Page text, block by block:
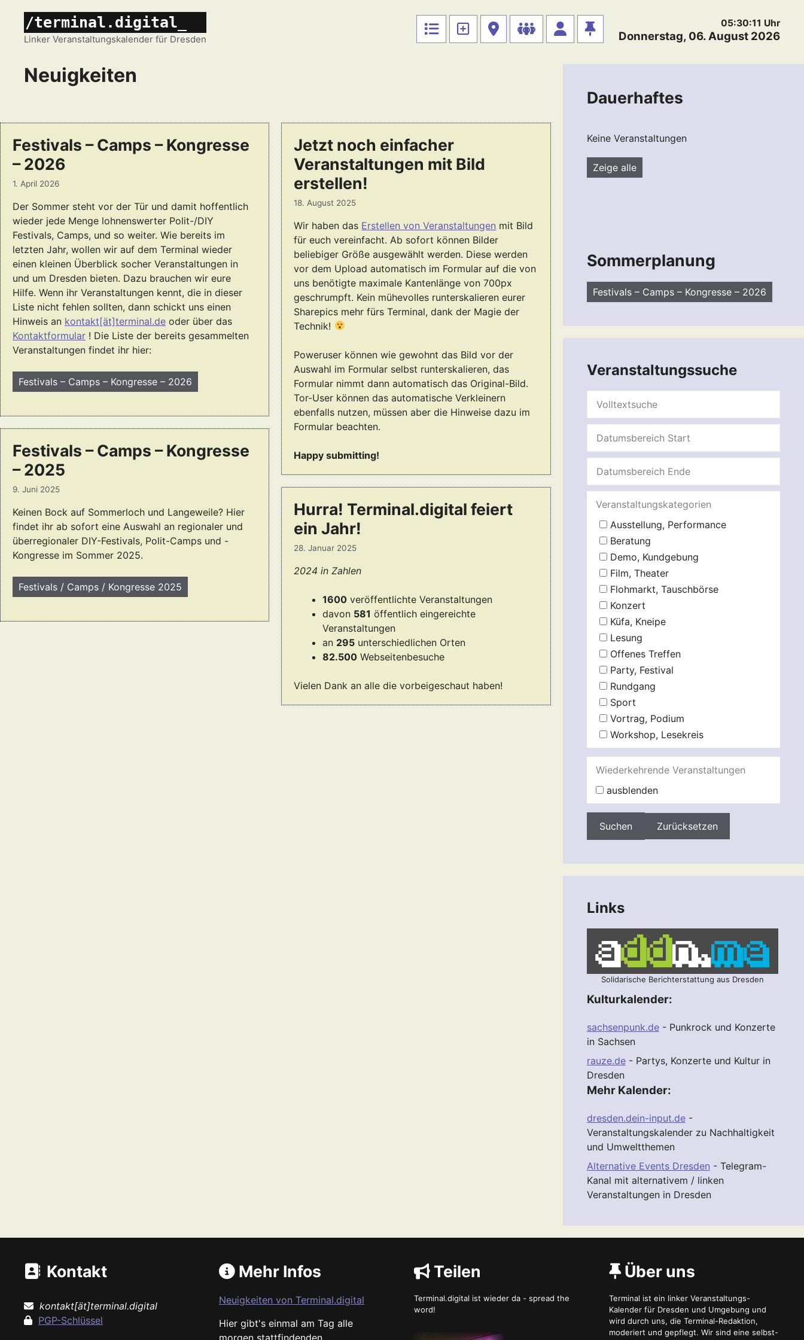
springen
/terminal.digital_
Linker Veranstaltungskalender für Dresden
05:30:12 Uhr
Donnerstag, 06. August 2026
Neuigkeiten
Festivals – Camps – Kongresse
– 2026
1. April 2026
Der Sommer steht vor der Tür und damit hoffentlich
wieder jede Menge lohnenswerter Polit-/DIY
Festivals, Camps, und so weiter. Wie bereits im
letzten Jahr, wollen wir auf dem Terminal wieder
einen kleinen Überblick socher Veranstaltungen in
und um Dresden bieten. Dazu brauchen wir eure
Hilfe. Wenn ihr Veranstaltungen kennt, die in dieser
Liste nicht fehlen sollten, dann schickt uns einen
Hinweis an kontakt[ät]terminal.de oder über das
Kontaktformular ! Die Liste der bereits gesammelten
Veranstaltungen findet ihr hier:
Festivals – Camps – Kongresse – 2026
Jetzt noch einfacher
Veranstaltungen mit Bild
erstellen!
18. August 2025
Wir haben das Erstellen von Veranstaltungen mit Bild
für euch vereinfacht. Ab sofort können Bilder
beliebiger Größe ausgewählt werden. Diese werden
vor dem Upload automatisch im Formular auf die von
uns benötigte maximale Kantenlänge von 700px
geschrumpft. Kein mühevolles runterskalieren eurer
Sharepics mehr fürs Terminal, dank der Magie der
Technik!
Poweruser können wie gewohnt das Bild vor der
Auswahl im Formular selbst runterskalieren, das
Formular nimmt dann automatisch das Original-Bild.
Tor-User können das automatische Verkleinern
ebenfalls nutzen, müssen aber die Hinweise dazu im
Formular beachten.
Happy submitting!
Festivals – Camps – Kongresse
– 2025
9. Juni 2025
Keinen Bock auf Sommerloch und Langeweile? Hier
findet ihr ab sofort eine Auswahl an regionaler und
überregionaler DIY-Festivals, Polit-Camps und -
Kongresse im Sommer 2025.
Festivals / Camps / Kongresse 2025
Hurra! Terminal.digital feiert
ein Jahr!
28. Januar 2025
2024 in Zahlen
1600 veröffentlichte Veranstaltungen
davon 581 öffentlich eingereichte
Veranstaltungen
an 295 unterschiedlichen Orten
82.500 Webseitenbesuche
Vielen Dank an alle die vorbeigeschaut haben!
Dauerhaftes
Keine Veranstaltungen
Zeige alle
Sommerplanung
Festivals – Camps – Kongresse – 2026
Veranstaltungssuche
Veranstaltungskategorien
Ausstellung, Performance
Beratung
Demo, Kundgebung
Film, Theater
Flohmarkt, Tauschbörse
Konzert
Küfa, Kneipe
Lesung
Offenes Treffen
Party, Festival
Rundgang
Sport
Vortrag, Podium
Workshop, Lesekreis
Wiederkehrende Veranstaltungen
ausblenden
Zurücksetzen
Links
Solidarische Berichterstattung aus Dresden
Kulturkalender:
sachsenpunk.de- Punkrock und Konzerte
in Sachsen
rauze.de- Partys, Konzerte und Kultur in
Dresden
Mehr Kalender:
dresden.dein-input.de-
Veranstaltungskalender zu Nachhaltigkeit
und Umweltthemen
Alternative Events Dresden - Telegram-
Kanal mit alternativem / linken
Veranstaltungen in Dresden
Kontakt
kontakt[ät]terminal.digital
PGP-Schlüssel
Mehr Infos
Neuigkeiten von Terminal.digital
Hier gibt's einmal am Tag alle
morgen stattfindenden
Teilen
Terminal.digital ist wieder da - spread the
word!
Über uns
Terminal ist ein linker Veranstaltungs-
Kalender für Dresden und Umgebung und
wird durch uns, die Terminal-Redaktion,
moderiert und gepflegt. Wir sind eine selbst-